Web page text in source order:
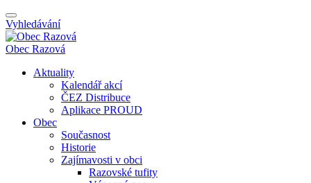
Vyhledávání
Obec Razová
Aktuality
Kalendář akcí
ČEZ Distribuce
Aplikace PROUD
Obec
Současnost
Historie
Zajímavosti v obci
Razovské tufity